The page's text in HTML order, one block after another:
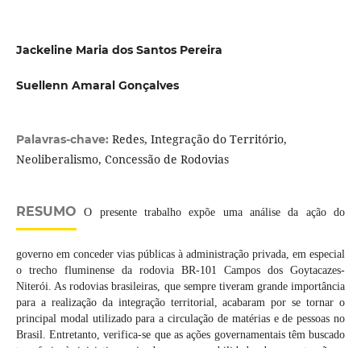
Jackeline Maria dos Santos Pereira
Suellenn Amaral Gonçalves
Palavras-chave: Redes, Integração do Território,
Neoliberalismo, Concessão de Rodovias
RESUMO O presente trabalho expõe uma análise da ação do
governo em conceder vias públicas à administração privada, em especial
o trecho fluminense da rodovia BR-101 Campos dos Goytacazes-
Niterói. As rodovias brasileiras, que sempre tiveram grande importância
para a realização da integração territorial, acabaram por se tornar o
principal modal utilizado para a circulação de matérias e de pessoas no
Brasil. Entretanto, verifica-se que as ações governamentais têm buscado